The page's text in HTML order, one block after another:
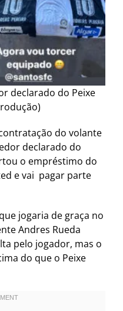
declarado do Peixe
do volante
declarado do
o empréstimo do
e vai pagar parte
jogaria de graça no
Andres Rueda
pelo jogador, mas o
do que o Peixe